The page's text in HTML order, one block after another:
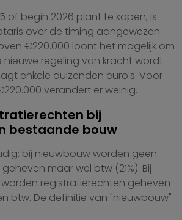
of begin 2026 plant te kopen, is
over de timing aangewezen.
€220.000 loont het mogelijk om
regeling van kracht wordt -
enkele duizenden euro's. Voor
verandert er weinig.
bij
bestaande bouw
bij nieuwbouw worden geen
maar wel btw (21%). Bij
registratierechten geheven
btw. De definitie van "nieuwbouw"